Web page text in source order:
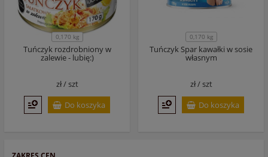
0,170 kg
Tuńczyk rozdrobniony w
zalewie - lubię:)
zł /szt
Do koszyka
0,170 kg
Tuńczyk Spar kawałki w sosie
własnym
zł /szt
Do koszyka